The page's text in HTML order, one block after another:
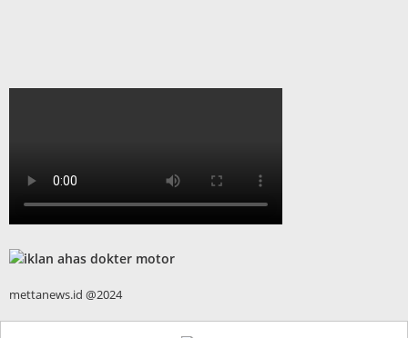
mettanews.id @2024